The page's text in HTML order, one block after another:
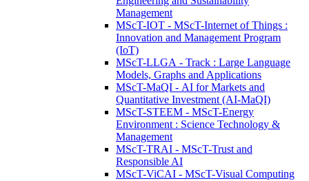
Management
MScT-IOT - MScT-Internet of Things :
Innovation and Management Program
(IoT)
MScT-LLGA - Track : Large Language
Models, Graphs and Applications
MScT-MaQI - AI for Markets and
Quantitative Investment (AI-MaQI)
MScT-STEEM - MScT-Energy
Environment : Science Technology &
Management
MScT-TRAI - MScT-Trust and
Responsible AI
MScT-ViCAI - MScT-Visual Computing